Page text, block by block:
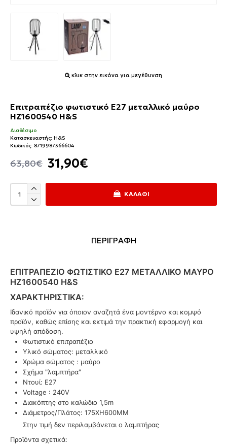
κλικ στην εικόνα για μεγέθυνση
Επιτραπέζιο φωτιστικό E27 μεταλλικό μαύρο
HZ1600540 H&S
31,90€
63,80€
Διαθέσιμο
Κατασκευαστής: H&S
Κωδικός: 8719987366604
ΚΑΛΆΘΙ
ΠΕΡΙΓΡΑΦΗ
ΕΠΙΤΡΑΠΈΖΙΟ ΦΩΤΙΣΤΙΚΌ E27 ΜΕΤΑΛΛΙΚΌ ΜΑΎΡΟ
HZ1600540 H&S
ΧΑΡΑΚΤΗΡΙΣΤΙΚΆ:
Ιδανικό προϊόν για όποιον αναζητά ένα μοντέρνο και κομψό
προϊόν, καθώς επίσης και εκτιμά την πρακτική εφαρμογή και
υψηλή απόδοση.
Φωτιστικό επιτραπέζιο
Υλικό σώματος: μεταλλικό
Χρώμα σώματος : μαύρο
Σχήμα "λαμπτήρα"
Ντουί: Ε27
Voltage : 240V
Διακόπτης στο καλώδιο 1,5m
Διάμετρος/Πλάτος: 175XH600MM
Στην τιμή δεν περιλαμβάνεται ο λαμπτήρας
Προϊόντα σχετικά: